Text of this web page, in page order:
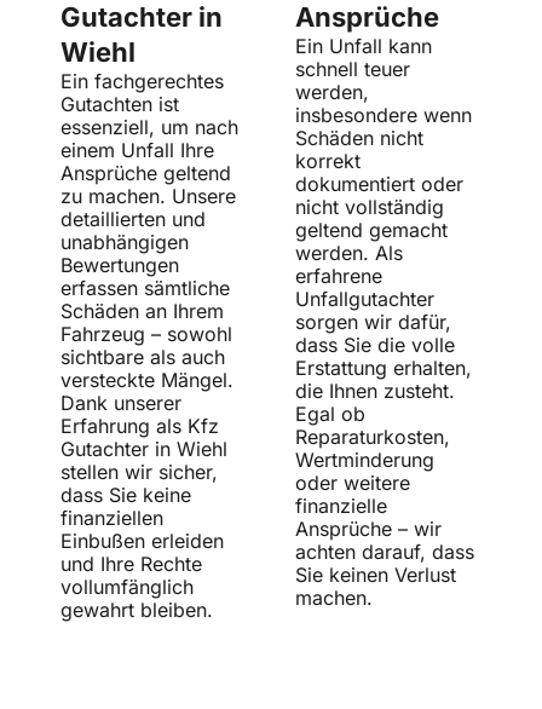
Gutachter in
Wiehl
Ein fachgerechtes
Gutachten ist
essenziell, um nach
einem Unfall Ihre
Ansprüche geltend
zu machen. Unsere
detaillierten und
unabhängigen
Bewertungen
erfassen sämtliche
Schäden an Ihrem
Fahrzeug – sowohl
sichtbare als auch
versteckte Mängel.
Dank unserer
Erfahrung als Kfz
Gutachter in Wiehl
stellen wir sicher,
dass Sie keine
finanziellen
Einbußen erleiden
und Ihre Rechte
vollumfänglich
gewahrt bleiben.
Ansprüche
Ein Unfall kann
schnell teuer
werden,
insbesondere wenn
Schäden nicht
korrekt
dokumentiert oder
nicht vollständig
geltend gemacht
werden. Als
erfahrene
Unfallgutachter
sorgen wir dafür,
dass Sie die volle
Erstattung erhalten,
die Ihnen zusteht.
Egal ob
Reparaturkosten,
Wertminderung
oder weitere
finanzielle
Ansprüche – wir
achten darauf, dass
Sie keinen Verlust
machen.